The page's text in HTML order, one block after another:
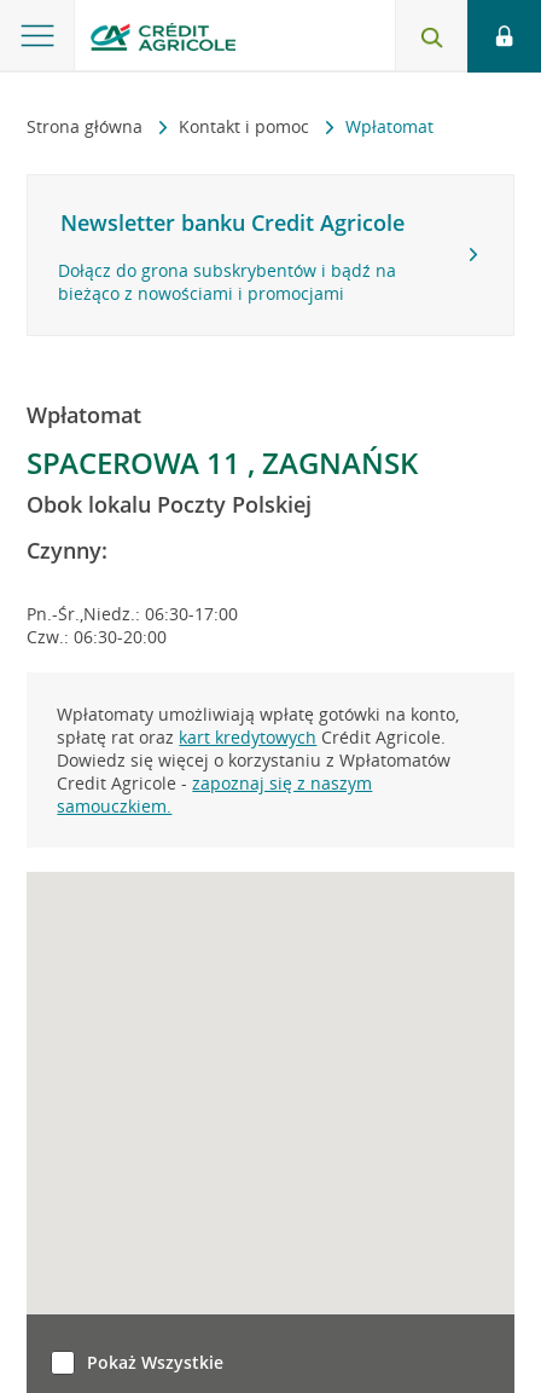
Strona główna Kontakt i pomoc Wpłatomat
Newsletter banku Credit Agricole
Dołącz do grona subskrybentów i bądź na
bieżąco z nowościami i promocjami
Wpłatomat
SPACEROWA 11 , ZAGNAŃSK
Obok lokalu Poczty Polskiej
Czynny:
Pn.-Śr.,Niedz.: 06:30-17:00
Czw.: 06:30-20:00
Wpłatomaty umożliwiają wpłatę gotówki na konto,
spłatę rat oraz kart kredytowych Crédit Agricole.
Dowiedz się więcej o korzystaniu z Wpłatomatów
Credit Agricole -zapoznaj się z naszym
samouczkiem.
Pokaż Wszystkie